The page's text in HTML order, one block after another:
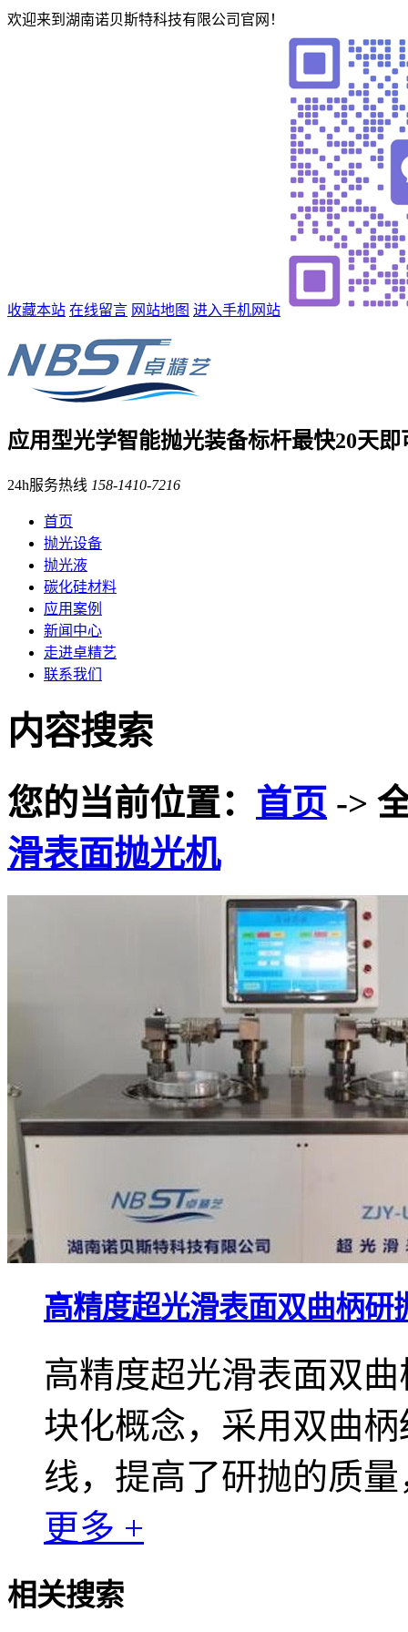
欢迎来到湖南诺贝斯特科技有限公司官网！
收藏本站 在线留言 网站地图 进入手机网站
应用型光学智能抛光装备标杆最快20天即
24h服务热线 158-1410-7216
首页
抛光设备
抛光液
碳化硅材料
应用案例
新闻中心
走进卓精艺
联系我们
内容搜索
您的当前位置： 首页 ->
滑表面抛光机
高精度超光滑表面双曲柄研
高精度超光滑表面双
块化概念，采用双曲
线，提高了研抛的质
更多 +
相关搜索